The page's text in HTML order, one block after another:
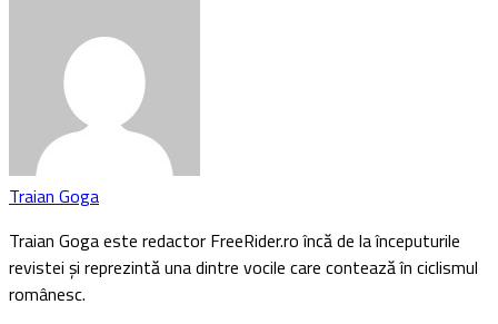
Traian Goga
Traian Goga este redactor FreeRider.ro încă de la începuturile
revistei și reprezintă una dintre vocile care contează în ciclismul
românesc.